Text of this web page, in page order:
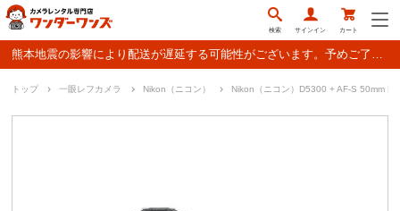
検索 サインイン カート
トップ 一眼レフカメラ Nikon（ニコン） Nikon（ニコン）D5300 + AF-S 50mm